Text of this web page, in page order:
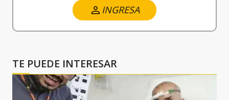
INGRESA
TE PUEDE INTERESAR